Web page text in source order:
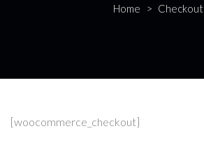
Home > Checkout
[woocommerce_checkout]